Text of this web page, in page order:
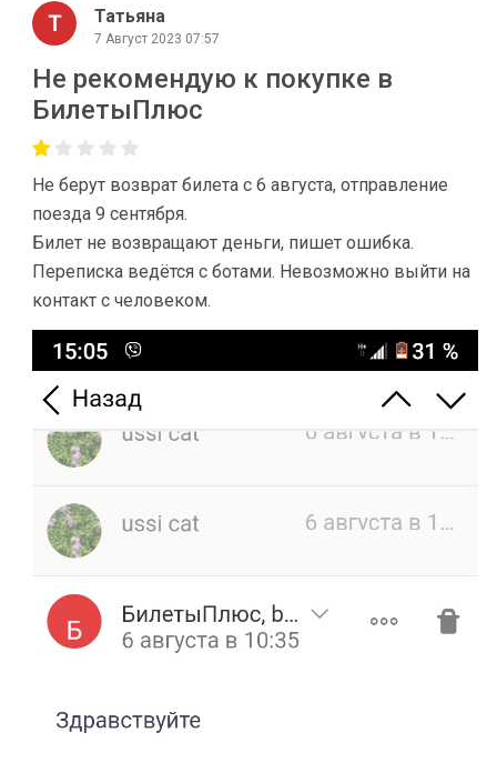
Татьяна
7 Август 2023 07:57
Не рекомендую к покупке в
БилетыПлюс
Не берут возврат билета с 6 августа, отправление
поезда 9 сентября.
Билет не возвращают деньги, пишет ошибка.
Переписка ведётся с ботами. Невозможно выйти на
контакт с человеком.